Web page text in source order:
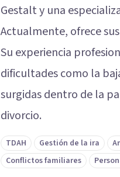
Gestalt y una
Actualmente, ofrece
Su experiencia
dificultades como la
surgidas dentro de la
divorcio.
TDAH Gestión de la ira
Conflictos familiares